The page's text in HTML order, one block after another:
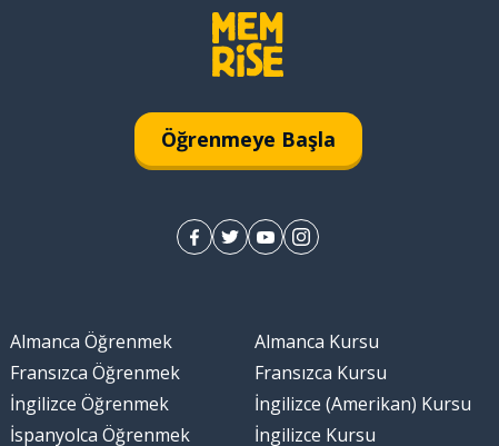
Öğrenmeye Başla
Almanca Öğrenmek
Fransızca Öğrenmek
İngilizce Öğrenmek
İspanyolca Öğrenmek
Almanca Kursu
Fransızca Kursu
İngilizce (Amerikan) Kursu
İngilizce Kursu